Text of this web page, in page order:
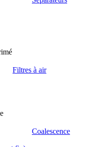
Filtres à air
Coalescence